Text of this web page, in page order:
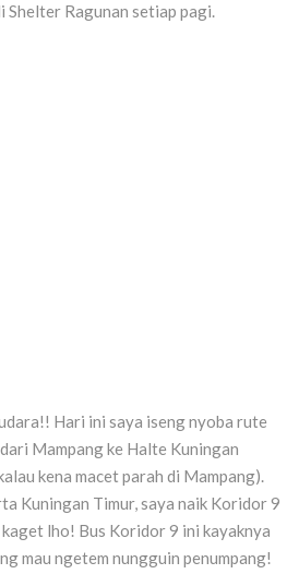
Shelter Ragunan setiap pagi.
Hari ini saya iseng nyoba rute
Mampang ke Halte Kuningan
kena macet parah di Mampang).
Kuningan Timur, saya naik Koridor 9
lho! Bus Koridor 9 ini kayaknya
mau ngetem nungguin penumpang!